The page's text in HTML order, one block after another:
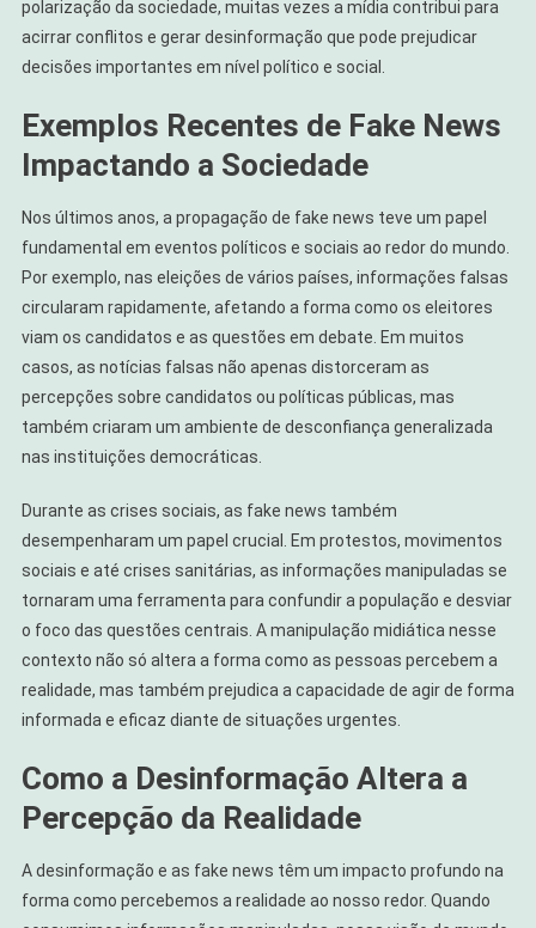
polarização da sociedade, muitas vezes a mídia contribui para
acirrar conflitos e gerar desinformação que pode prejudicar
decisões importantes em nível político e social.
Exemplos Recentes de Fake News
Impactando a Sociedade
Nos últimos anos, a propagação de fake news teve um papel
fundamental em eventos políticos e sociais ao redor do mundo.
Por exemplo, nas eleições de vários países, informações falsas
circularam rapidamente, afetando a forma como os eleitores
viam os candidatos e as questões em debate. Em muitos
casos, as notícias falsas não apenas distorceram as
percepções sobre candidatos ou políticas públicas, mas
também criaram um ambiente de desconfiança generalizada
nas instituições democráticas.
Durante as crises sociais, as fake news também
desempenharam um papel crucial. Em protestos, movimentos
sociais e até crises sanitárias, as informações manipuladas se
tornaram uma ferramenta para confundir a população e desviar
o foco das questões centrais. A manipulação midiática nesse
contexto não só altera a forma como as pessoas percebem a
realidade, mas também prejudica a capacidade de agir de forma
informada e eficaz diante de situações urgentes.
Como a Desinformação Altera a
Percepção da Realidade
A desinformação e as fake news têm um impacto profundo na
forma como percebemos a realidade ao nosso redor. Quando